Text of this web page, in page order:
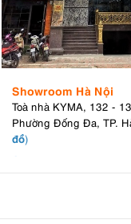
Showroom Hà Nội
Toà nhà KYMA, 132 -
Phường Đống Đa, TP.
đồ)